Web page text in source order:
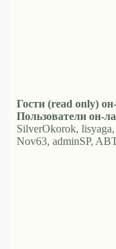
Гости (read only)
Пользователи он-
SilverOkorok,
Nov63, adminSP,